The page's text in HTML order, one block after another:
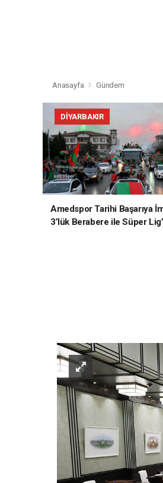
Anasayfa Gündem
DIYARBAKIR
Amedspor Tarihi Başarıya
3’lük Berabere ile Süper